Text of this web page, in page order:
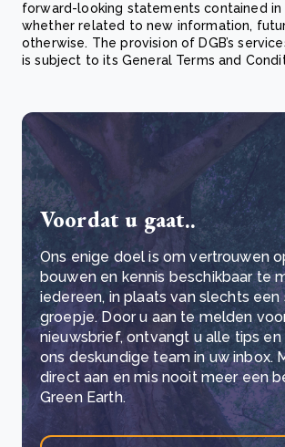
forward-looking statements contained in
whether related to new information,
otherwise. The provision of DGB’s
is subject to its General Terms and
Voordat u gaat..
Ons enige doel is om vertrouwen
bouwen en kennis beschikbaar te
iedereen, in plaats van slechts
groepje. Door u aan te melden
nieuwsbrief, ontvangt u alle tips en
ons deskundige team in uw inbox.
direct aan en mis nooit meer een
Green Earth.